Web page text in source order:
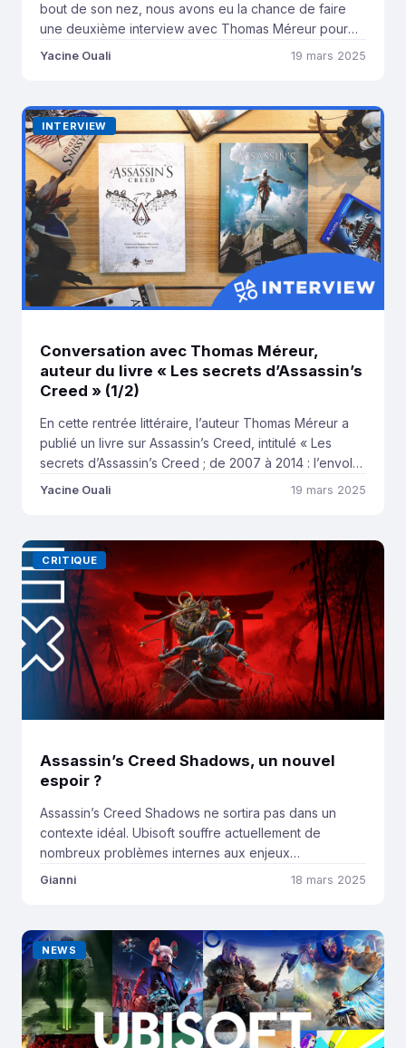
bout de son nez, nous avons eu la chance de faire
une deuxième interview avec Thomas Méreur pour
parler du 2ème tome de son ouvrage « Les secrets
d’AC Unity à […]
Yacine Ouali 19 mars 2025
INTERVIEW
Conversation avec Thomas Méreur,
auteur du livre « Les secrets d’Assassin’s
Creed » (1/2)
En cette rentrée littéraire, l’auteur Thomas Méreur a
publié un livre sur Assassin’s Creed, intitulé « Les
secrets d’Assassin’s Creed ; de 2007 à 2014 : l’envol« .
Nous avons eu la chance de pouvoir faire une
genèse et son […]
Yacine Ouali 19 mars 2025
CRITIQUE
Assassin’s Creed Shadows, un nouvel
espoir ?
Assassin’s Creed Shadows ne sortira pas dans un
contexte idéal. Ubisoft souffre actuellement de
nombreux problèmes internes aux enjeux
conséquents. Le procès des anciens cadres
ne passe inaperçu. En octobre dernier, nous
apprenions aussi le démantèlement des équipes de
[…]
Gianni 18 mars 2025
NEWS